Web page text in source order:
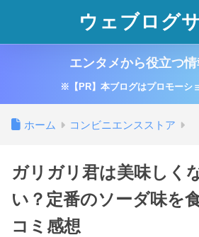
ウェブログ
エンタメから役立つ情
※【PR】本ブログはプロモーシ
ホーム コンビニエンスストア
ガリガリ君は美味しく
い？定番のソーダ味を
コミ感想